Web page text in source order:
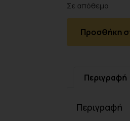
Σε απόθεμα
Προσθήκη
Περιγραφή
Περιγραφή